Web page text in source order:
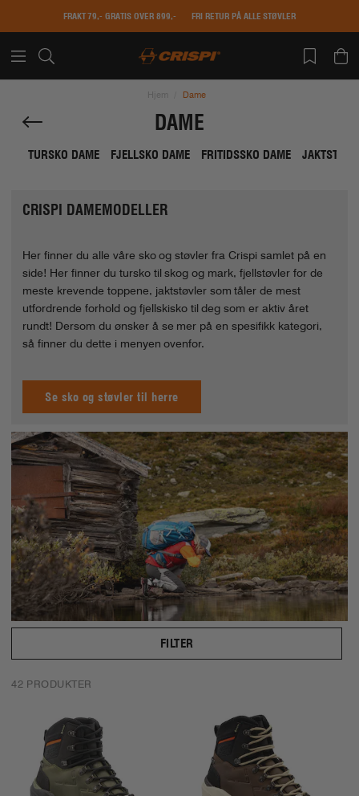
FRAKT 79,- GRATIS OVER 899,- FRI RETUR PÅ ALLE STØVLER
Hjem Dame
DAME
TURSKO DAME FJELLSKO DAME FRITIDSSKO DAME
CRISPI DAMEMODELLER
Her finner du alle våre sko og støvler fra Crispi samlet på en
side! Her finner du tursko til skog og mark, fjellstøvler for de
meste krevende toppene, jaktstøvler som tåler de mest
utfordrende forhold og fjellskisko til deg som er aktiv året
rundt! Dersom du ønsker å se mer på en spesifikk kategori,
så finner du dette i menyen ovenfor.
Se sko og støvler til herre
FILTER
42 PRODUKTER